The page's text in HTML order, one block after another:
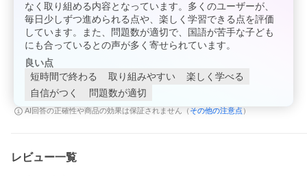
なく取り組める内容となっています。多くのユーザーが、
毎日少しずつ進められる点や、楽しく学習できる点を評価
しています。また、問題数が適切で、国語が苦手な子ども
にも合っているとの声が多く寄せられています。
良い点
短時間で終わる
取り組みやすい
楽しく学べる
自信がつく
問題数が適切
AI回答の正確性や商品の効果は保証されません（ その他の注意点 ）
レビュー一覧